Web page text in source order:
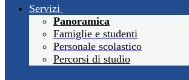
Servizi
Panoramica
Famiglie e studenti
Personale scolastico
Percorsi di studio